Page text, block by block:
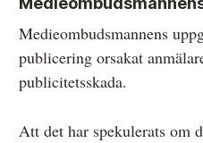
Medieombudsmannens
publicering orsakat
publicitetsskada.
Att det har spekulerats om